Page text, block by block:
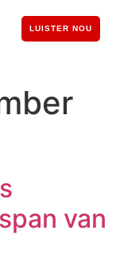
LUISTER NOU
van